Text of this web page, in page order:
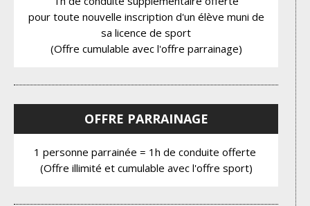
pour toute nouvelle inscription d'un élève muni de
sa licence de sport
(Offre cumulable avec l'offre parrainage)
OFFRE PARRAINAGE
1 personne parrainée = 1h de conduite offerte
(Offre illimité et cumulable avec l'offre sport)